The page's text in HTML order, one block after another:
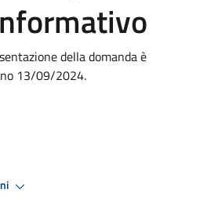
della domanda è
13/09/2024.